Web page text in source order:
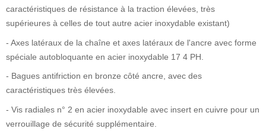
caractéristiques de résistance à la traction élevées, très
supérieures à celles de tout autre acier inoxydable existant)
- Axes latéraux de la chaîne et axes latéraux de l'ancre avec forme
spéciale autobloquante en acier inoxydable 17 4 PH.
- Bagues antifriction en bronze côté ancre, avec des
caractéristiques très élevées.
- Vis radiales n° 2 en acier inoxydable avec insert en cuivre pour un
verrouillage de sécurité supplémentaire.